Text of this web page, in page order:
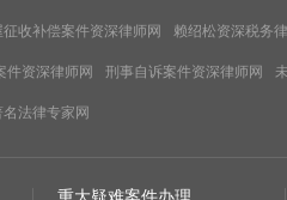
收补偿案件资深律师网 赖绍松资深税务
件资深律师网 刑事自诉案件资深律师网
法律专家网